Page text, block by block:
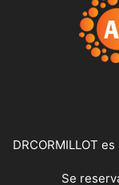
DRCORMILLOT
Se